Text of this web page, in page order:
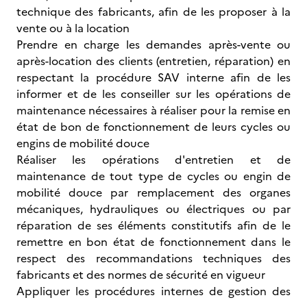
technique des fabricants, afin de les proposer à la
vente ou à la location
Prendre en charge les demandes après-vente ou
après-location des clients (entretien, réparation) en
respectant la procédure SAV interne afin de les
informer et de les conseiller sur les opérations de
maintenance nécessaires à réaliser pour la remise en
état de bon de fonctionnement de leurs cycles ou
engins de mobilité douce
Réaliser les opérations d'entretien et de
maintenance de tout type de cycles ou engin de
mobilité douce par remplacement des organes
mécaniques, hydrauliques ou électriques ou par
réparation de ses éléments constitutifs afin de le
remettre en bon état de fonctionnement dans le
respect des recommandations techniques des
fabricants et des normes de sécurité en vigueur
Appliquer les procédures internes de gestion des